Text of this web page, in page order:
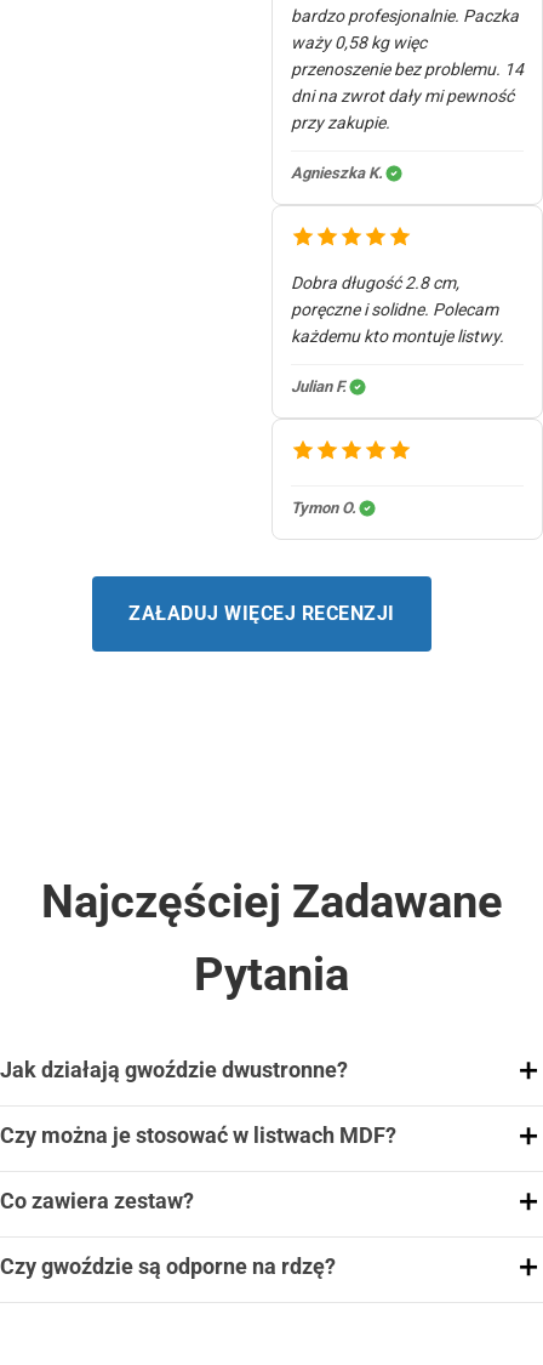
bardzo profesjonalnie. Paczka
waży 0,58 kg więc
przenoszenie bez problemu. 14
dni na zwrot dały mi pewność
przy zakupie.
Agnieszka K.
Dobra długość 2.8 cm,
poręczne i solidne. Polecam
każdemu kto montuje listwy.
Julian F.
Tymon O.
ZAŁADUJ WIĘCEJ RECENZJI
Najczęściej Zadawane
Pytania
Jak działają gwoździe dwustronne?
Czy można je stosować w listwach MDF?
Co zawiera zestaw?
Czy gwoździe są odporne na rdzę?